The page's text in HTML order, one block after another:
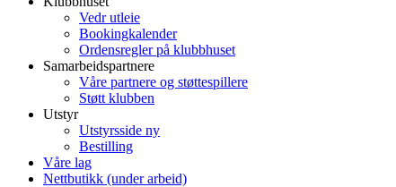
Vedr utleie
Bookingkalender
Ordensregler på klubbhuset
Samarbeidspartnere
Våre partnere og støttespillere
Støtt klubben
Utstyr
Utstyrsside ny
Bestilling
Våre lag
Nettbutikk (under arbeid)